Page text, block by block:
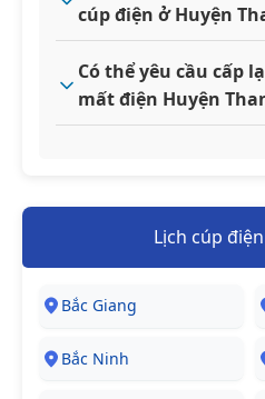
cúp điện ở Huyện
Có thể yêu cầu cấp
mất điện Huyện
Lịch cúp
Bắc Giang
Bắc Ninh